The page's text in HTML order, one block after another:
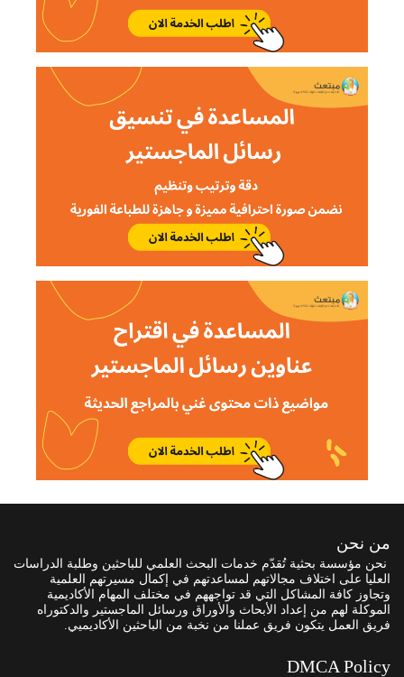
من نحن
نحن مؤسسة بحثية تُقدّم خدمات البحث العلمي للباحثين وطلبة الدراسات
العليا على اختلاف مجالاتهم لمساعدتهم في إكمال مسيرتهم العلمية
وتجاوز كافة المشاكل التي قد تواجههم في مختلف المهام الأكاديمية
الموكلة لهم من إعداد الأبحاث والأوراق ورسائل الماجستير والدكتوراه
فريق العمل يتكون فريق عملنا من نخبة من الباحثين الأكاديميي.
DMCA Policy